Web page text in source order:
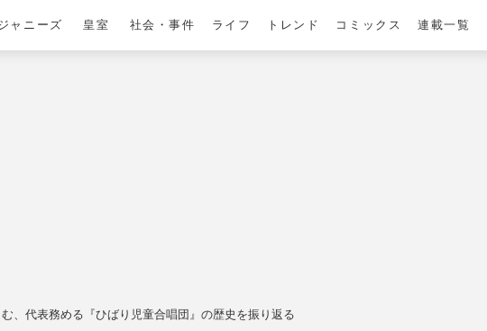
ャニーズ 皇室 社会・事件 ライフ トレンド コミックス 連載一覧
、代表務める『ひばり児童合唱団』の歴史を振り返る